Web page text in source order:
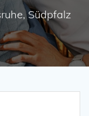
Südpfalz